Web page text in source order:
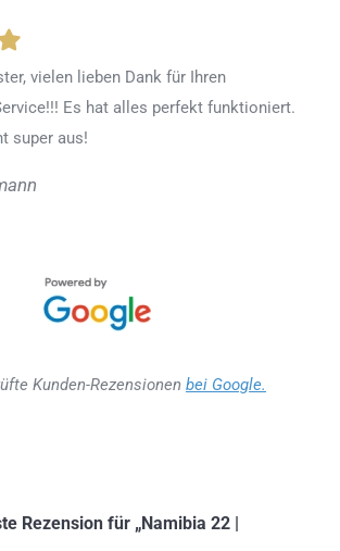
vielen lieben Dank für Ihren
Es hat alles perfekt funktioniert.
super aus!
Kunden-Rezensionen bei Google.
Rezension für „Namibia 22 |